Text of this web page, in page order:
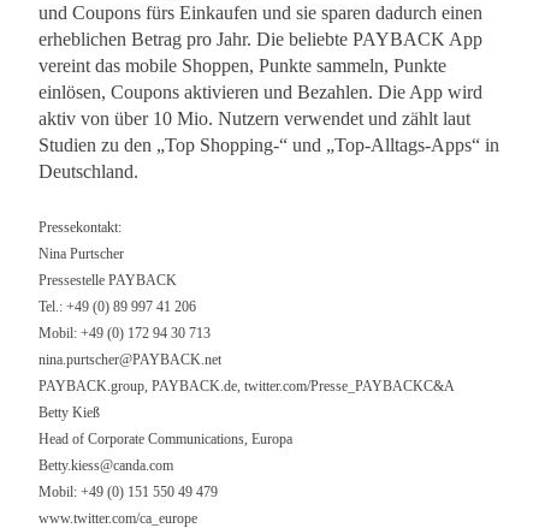
und Coupons fürs Einkaufen und sie sparen dadurch einen
erheblichen Betrag pro Jahr. Die beliebte PAYBACK App
vereint das mobile Shoppen, Punkte sammeln, Punkte
einlösen, Coupons aktivieren und Bezahlen. Die App wird
aktiv von über 10 Mio. Nutzern verwendet und zählt laut
Studien zu den „Top Shopping-“ und „Top-Alltags-Apps“ in
Deutschland.
Pressekontakt:
Nina Purtscher
Pressestelle PAYBACK
Tel.: +49 (0) 89 997 41 206
Mobil: +49 (0) 172 94 30 713
nina.purtscher@PAYBACK.net
PAYBACK.group, PAYBACK.de, twitter.com/Presse_PAYBACKC&A
Betty Kieß
Head of Corporate Communications, Europa
Betty.kiess@canda.com
Mobil: +49 (0) 151 550 49 479
www.twitter.com/ca_europe